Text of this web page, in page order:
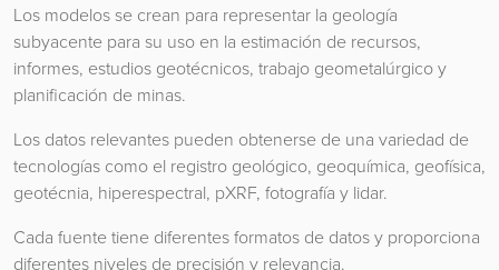
Los modelos se crean para representar la geología
subyacente para su uso en la estimación de recursos,
informes, estudios geotécnicos, trabajo geometalúrgico y
planificación de minas.
Los datos relevantes pueden obtenerse de una variedad de
tecnologías como el registro geológico, geoquímica, geofísica,
geotécnia, hiperespectral, pXRF, fotografía y lidar.
Cada fuente tiene diferentes formatos de datos y proporciona
diferentes niveles de precisión y relevancia.